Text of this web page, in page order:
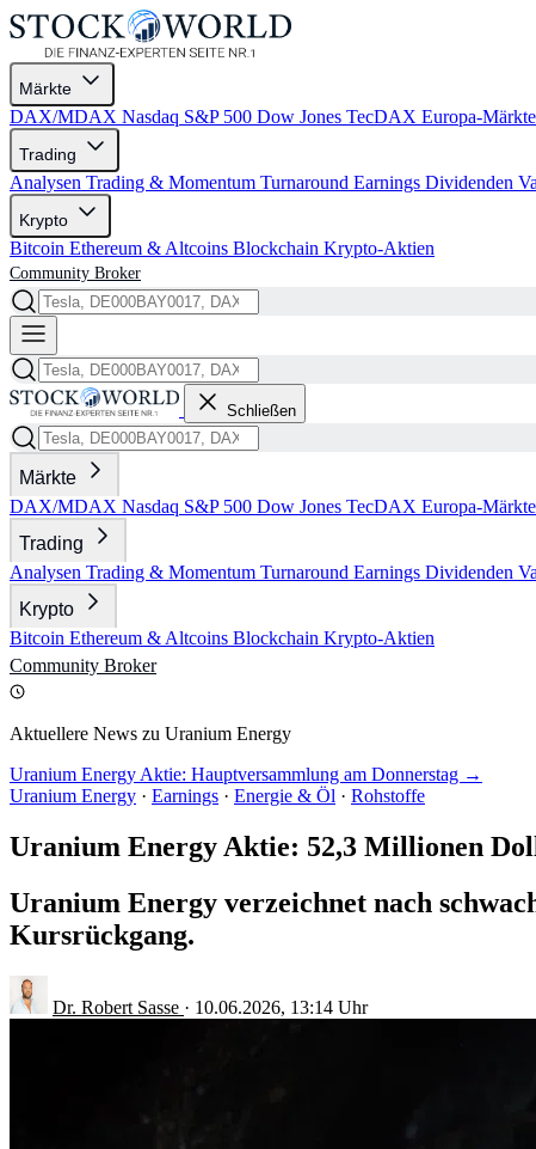
Märkte
DAX/MDAX Nasdaq S&P 500 Dow Jones TecDAX Europa-Märkte
Trading
Analysen Trading & Momentum Turnaround Earnings Dividenden
Krypto
Bitcoin Ethereum & Altcoins Blockchain Krypto-Aktien
Community Broker
Schließen
Märkte
DAX/MDAX Nasdaq S&P 500 Dow Jones TecDAX Europa-Märkte
Trading
Analysen Trading & Momentum Turnaround Earnings Dividenden
Krypto
Bitcoin Ethereum & Altcoins Blockchain Krypto-Aktien
Community Broker
Aktuellere News zu Uranium Energy
Uranium Energy Aktie: Hauptversammlung am Donnerstag →
Uranium Energy · Earnings · Energie & Öl · Rohstoffe
Uranium Energy Aktie: 52,3 Millionen
Uranium Energy verzeichnet nach
Kursrückgang.
Dr. Robert Sasse · 10.06.2026, 13:14 Uhr